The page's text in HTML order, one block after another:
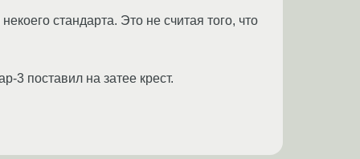
стандарта. Это не считая того, что
3 поставил на затее крест.